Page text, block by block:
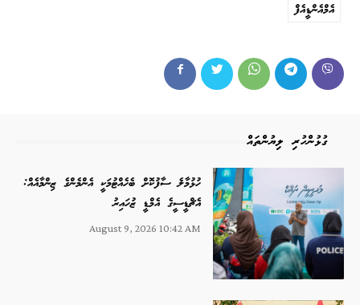
އެމްއެންޑީއެފް
ގުޅުންހުރި ލިޔުންތައް
ހުޅުމާލެ ސާފުކޮށް ބެހެއްޓުމަކީ އެންމެންގެ ޒިންމާއެއް:
އެޗްޑީސީގެ އެމްޑީ ޒުހައިރު
August 9, 2026 10:42 AM